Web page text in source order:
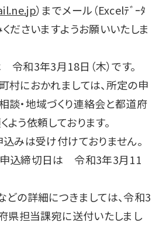
）までメール（Excelﾃﾞｰﾀ
ださいますようお願いいたしま
和3年3月18日（木）です。
村におかれましては、所定の申
談・地域づくり連絡会と都道府
う依頼しております。
みは受け付けておりません。
込締切日は 令和3年3月11
の詳細につきましては、令和3
県担当課宛に送付いたしまし